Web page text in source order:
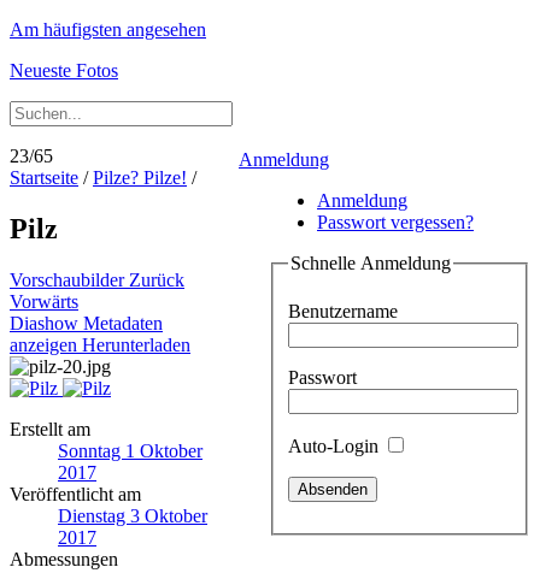
Am häufigsten angesehen
Neueste Fotos
Anmeldung
Anmeldung
Passwort vergessen?
Schnelle Anmeldung
Benutzername
Passwort
Auto-Login
23/65
Startseite /Pilze? Pilze! /
Pilz
Vorschaubilder Zurück
Vorwärts
Diashow Metadaten
anzeigen Herunterladen
Erstellt am
Sonntag 1 Oktober
2017
Veröffentlicht am
Dienstag 3 Oktober
2017
Abmessungen